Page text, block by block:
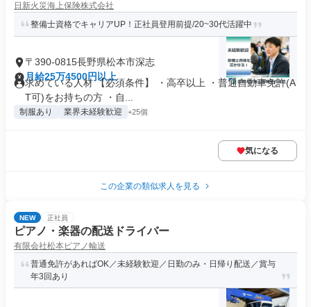
日新火災海上保険株式会社
整備士資格でキャリアUP！正社員登用前提/20~30代活躍中
〒390-0815長野県松本市深志
月給25万4500円以上
求めている人材 【必須条件】 ・高卒以上 ・普通自動車免許(A
T可)をお持ちの方 ・⾃...
制服あり 業界未経験歓迎 +25個
気になる
この企業の類似求人を見る
NEW 正社員
ピアノ・楽器の配送ドライバー
有限会社松本ピアノ輸送
普通免許があればOK／未経験歓迎／日勤のみ・日帰り配送／賞与
年3回あり